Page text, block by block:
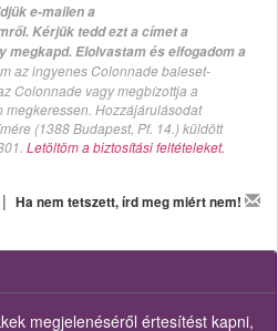
e-mailen a
Kérjük tedd ezt a címet a
megkapd. Elolvastam és elfogadom a
az ingyenes Colonnade baleset-
Colonnade vagy megbízottja a
Hozzájárulásodat
(1388 Budapest, Pf. 14.) küldött
Letöltöm a biztosítási feltételeket.
| Ha nem tetszett, írd meg miért nem!
megjelenéséről értesítést kapni,